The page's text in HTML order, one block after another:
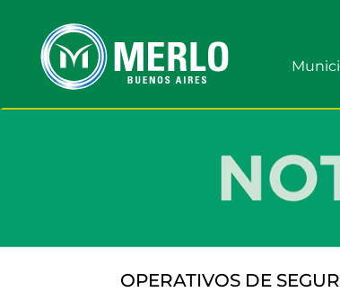
OPERATIVOS DE